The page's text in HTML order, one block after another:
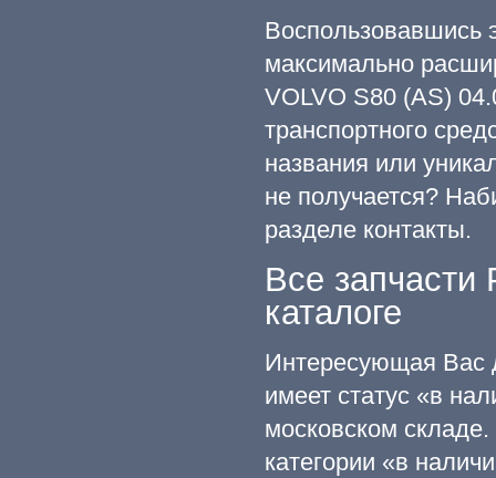
Воспользовавшись
максимально
VOLVO S80 (AS)
транспортного
названия или
не получается?
разделе контакты.
Все запчасти
каталоге
Интересующая Вас
имеет статус «в
московском
категории «в